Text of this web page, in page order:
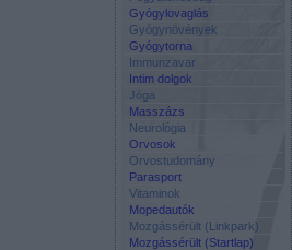
Gyógylovaglás
Gyógynövények
Gyógytorna
Immunzavar
Intim dolgok
Jóga
Masszázs
Neurológia
Orvosok
Orvostudomány
Parasport
Vitaminok
Mopedautók
Mozgássérült (Linkpark)
Mozgássérült (Startlap)